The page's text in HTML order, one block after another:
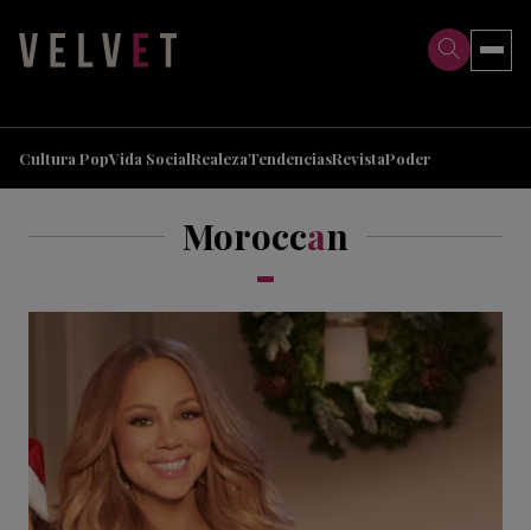
Cultura PopVida SocialRealezaTendenciasRevistaPoder
Moroccan